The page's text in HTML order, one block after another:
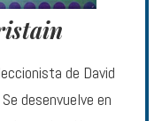
de David
desenvuelve en